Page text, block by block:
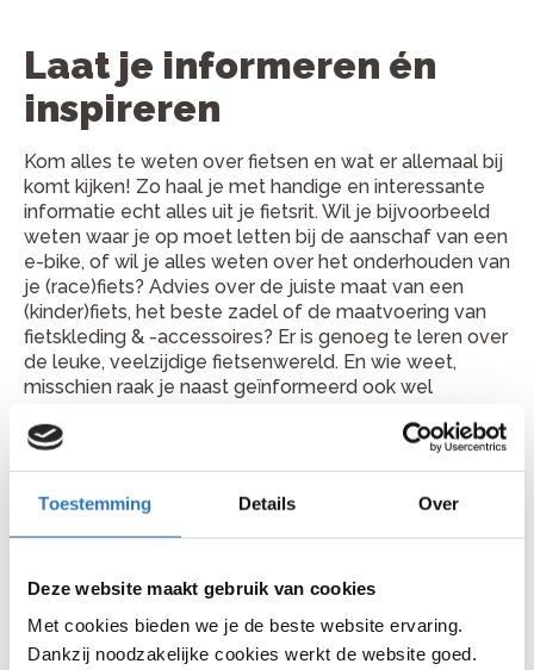
Toestemming Details Over
Deze website maakt gebruik van cookies
Met cookies bieden we je de beste website ervaring.
Dankzij noodzakelijke cookies werkt de website goed.
Laat je informeren én
inspireren
Kom alles te weten over fietsen en wat er allemaal bij
komt kijken! Zo haal je met handige en interessante
informatie echt alles uit je fietsrit. Wil je bijvoorbeeld
weten waar je op moet letten bij de aanschaf van een
e-bike, of wil je alles weten over het onderhouden van
je (race)fiets? Advies over de juiste maat van een
(kinder)fiets, het beste zadel of de maatvoering van
fietskleding & -accessoires? Er is genoeg te leren over
de leuke, veelzijdige fietsenwereld. En wie weet,
misschien raak je naast geïnformeerd ook wel